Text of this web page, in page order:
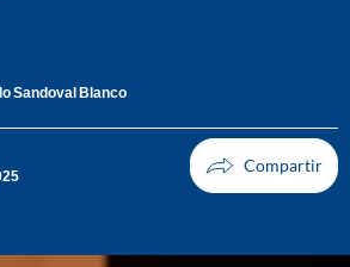
Sandoval Blanco